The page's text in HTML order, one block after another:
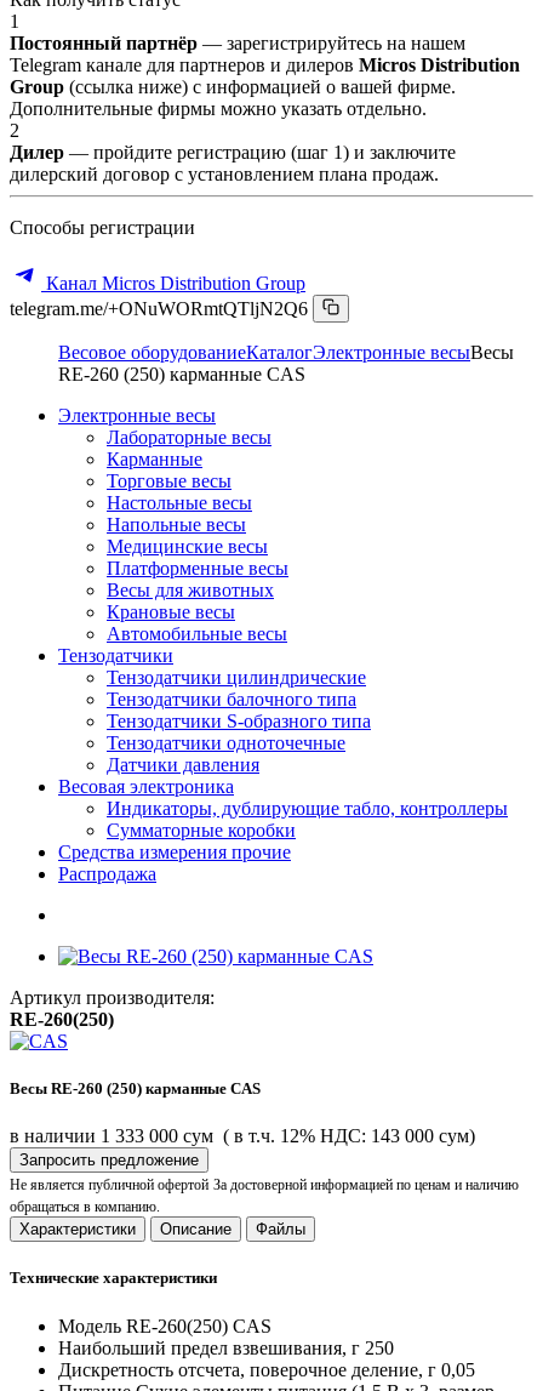
1
Постоянный партнёр — зарегистрируйтесь на нашем
Telegram канале для партнеров и дилеров Micros Distribution
Group (ссылка ниже) с информацией о вашей фирме.
Дополнительные фирмы можно указать отдельно.
2
Дилер — пройдите регистрацию (шаг 1) и заключите
дилерский договор с установлением плана продаж.
Способы регистрации
Канал Micros Distribution Group
telegram.me/+ONuWORmtQTljN2Q6
Весовое оборудованиеКаталогЭлектронные весыВесы
RE-260 (250) карманные CAS
Электронные весы
Лабораторные весы
Карманные
Торговые весы
Настольные весы
Напольные весы
Медицинские весы
Платформенные весы
Весы для животных
Крановые весы
Автомобильные весы
Тензодатчики
Тензодатчики цилиндрические
Тензодатчики балочного типа
Тензодатчики S-образного типа
Тензодатчики одноточечные
Датчики давления
Весовая электроника
Индикаторы, дублирующие табло, контроллеры
Сумматорные коробки
Средства измерения прочие
Распродажа
Артикул производителя:
RE-260(250)
Весы RE-260 (250) карманные CAS
в наличии 1 333 000 сум ( в т.ч. 12% НДС: 143 000 сум)
Запросить предложение
Не является публичной офертой За достоверной информацией по ценам и наличию
обращаться в компанию.
Характеристики Описание Файлы
Технические характеристики
Модель RE-260(250) CAS
Наибольший предел взвешивания, г 250
Дискретность отсчета, поверочное деление, г 0,05